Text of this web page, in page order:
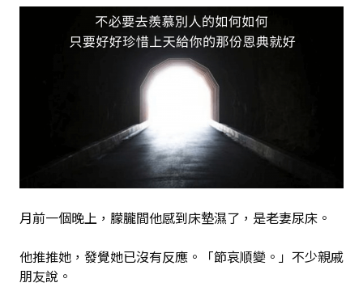
月前一個晚上，朦朧間他感到床墊濕了，是老妻尿床。
他推推她，發覺她已沒有反應。「節哀順變。」不少親戚
朋友說。